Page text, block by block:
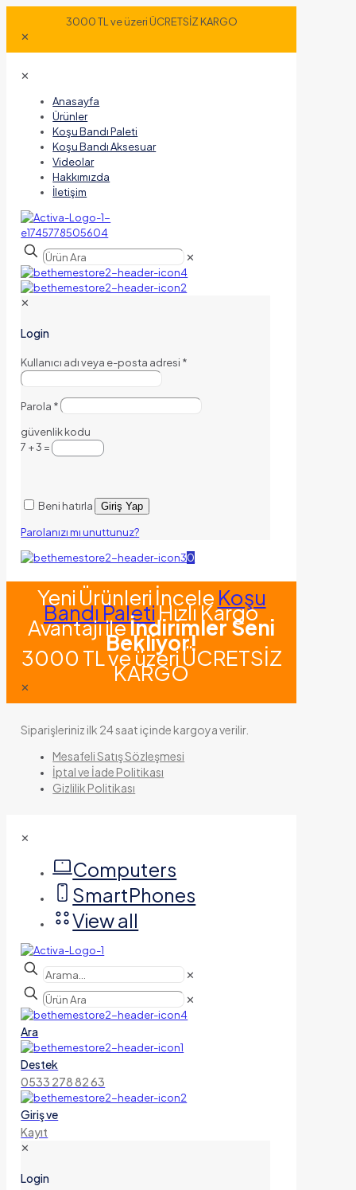
3000 TL ve üzeri ÜCRETSİZ KARGO
✕
✕
Anasayfa
Ürünler
Koşu Bandı Paleti
Koşu Bandı Aksesuar
Videolar
Hakkımızda
İletişim
✕
✕
Login
Kullanıcı adı veya e-posta adresi *
Parola *
güvenlik kodu
7 + 3 =
Beni hatırla Giriş Yap
Parolanızı mı unuttunuz?
0
Yeni Ürünleri İncele Koşu
Bandı PaletiHızlı Kargo
Avantajı ileİndirimler Seni
Bekliyor!
3000 TL ve üzeri ÜCRETSİZ
KARGO
✕
Siparişleriniz ilk 24 saat içinde kargoya verilir.
Mesafeli Satış Sözleşmesi
İptal ve İade Politikası
Gizlilik Politikası
✕
Computers
SmartPhones
View all
✕
✕
Ara
Destek
0533 278 82 63
Giriş ve
Kayıt
✕
Login